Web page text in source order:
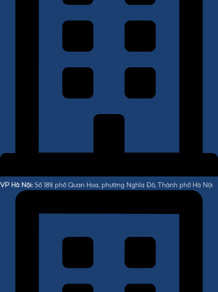
VP Hà Nội: Số 189, phố Quan Hoa, phường Nghĩa Đô, Thành phố Hà Nội